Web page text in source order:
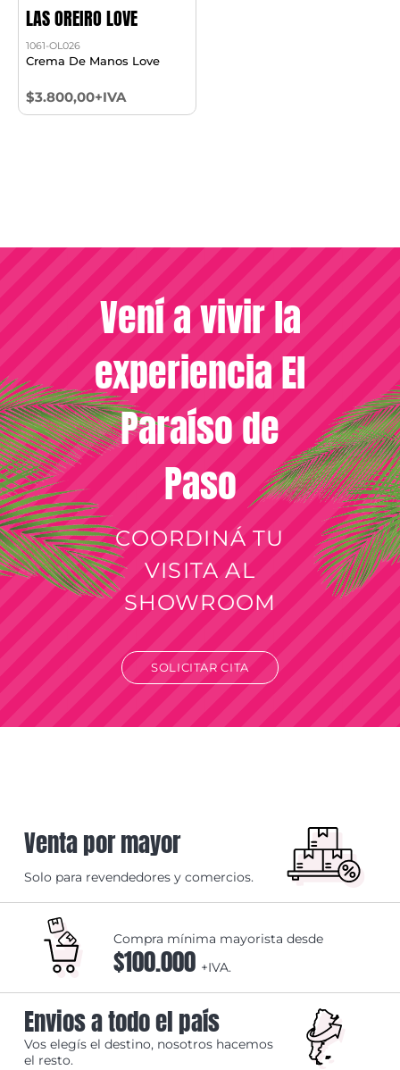
LAS OREIRO LOVE
1061-OL026
Crema De Manos Love
$3.800,00+IVA
Vení a vivir la
experiencia El
Paraíso de
Paso
COORDINÁ TU
VISITA AL
SHOWROOM
SOLICITAR CITA
Venta por mayor
Solo para revendedores y comercios.
Compra mínima mayorista desde
$100.000 +IVA.
Envios a todo el país
Vos elegís el destino, nosotros hacemos
el resto.